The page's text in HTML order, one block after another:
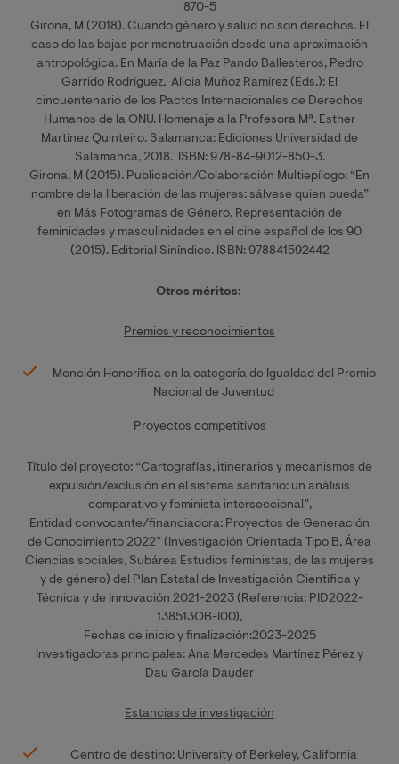
870-5
Girona, M (2018). Cuando género y salud no son derechos. El
caso de las bajas por menstruación desde una aproximación
antropológica. En María de la Paz Pando Ballesteros, Pedro
Garrido Rodríguez, Alicia Muñoz Ramírez (Eds.): El
cincuentenario de los Pactos Internacionales de Derechos
Humanos de la ONU. Homenaje a la Profesora Mª. Esther
Martínez Quinteiro. Salamanca: Ediciones Universidad de
Salamanca, 2018. ISBN: 978-84-9012-850-3.
Girona, M (2015). Publicación/Colaboración Multiepílogo: “En
nombre de la liberación de las mujeres: sálvese quien pueda”
en Más Fotogramas de Género. Representación de
feminidades y masculinidades en el cine español de los 90
(2015). Editorial Siníndice. ISBN: 978841592442
Otros méritos:
Premios y reconocimientos
Mención Honorífica en la categoría de Igualdad del Premio
Nacional de Juventud
Proyectos competitivos
Título del proyecto: “Cartografías, itinerarios y mecanismos de
expulsión/exclusión en el sistema sanitario: un análisis
comparativo y feminista interseccional”,
Entidad convocante/financiadora: Proyectos de Generación
de Conocimiento 2022” (Investigación Orientada Tipo B, Área
Ciencias sociales, Subárea Estudios feministas, de las mujeres
y de género) del Plan Estatal de Investigación Científica y
Técnica y de Innovación 2021-2023 (Referencia: PID2022-
138513OB-I00),
Fechas de inicio y finalización:2023-2025
Investigadoras principales: Ana Mercedes Martínez Pérez y
Dau García Dauder
Estancias de investigación
Centro de destino: University of Berkeley, California